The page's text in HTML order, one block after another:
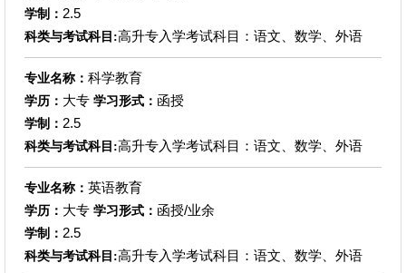
学制： 2.5
科类与考试科目:高升专入学考试科目：语文、数学、外语
专业名称： 科学教育
学历： 大专 学习形式： 函授
学制： 2.5
科类与考试科目:高升专入学考试科目：语文、数学、外语
专业名称： 英语教育
学历： 大专 学习形式： 函授/业余
学制： 2.5
科类与考试科目:高升专入学考试科目：语文、数学、外语